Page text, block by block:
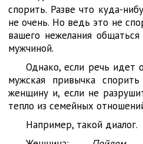
спорить. Разве что куда-
не очень. Но ведь это не
вашего нежелания
мужчиной.
Однако, если речь идет
мужская привычка
женщину и, если не
тепло из семейных
Например, такой диалог.